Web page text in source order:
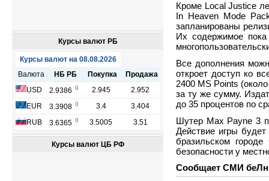
Курсы валют РБ
Курсы валют ЦБ РФ
Кроме Local Justice
In Heaven Mode
запланированы
Их содержимое
Все дополнения
откроет доступ ко
2400 MS Points
за ту же сумму.
до 35 процентов по
Шутер Max Payne 3
Действие игры
бразильском
безопасности у
Сообщает СМИ